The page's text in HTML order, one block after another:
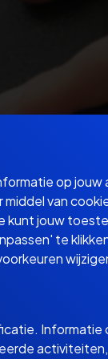
op jouw
van
kunt jouw
te
Informatie